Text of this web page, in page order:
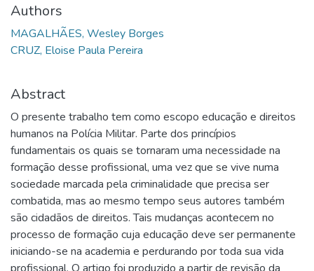
Authors
MAGALHÃES, Wesley Borges
CRUZ, Eloise Paula Pereira
Abstract
O presente trabalho tem como escopo educação e direitos
humanos na Polícia Militar. Parte dos princípios
fundamentais os quais se tornaram uma necessidade na
formação desse profissional, uma vez que se vive numa
sociedade marcada pela criminalidade que precisa ser
combatida, mas ao mesmo tempo seus autores também
são cidadãos de direitos. Tais mudanças acontecem no
processo de formação cuja educação deve ser permanente
iniciando-se na academia e perdurando por toda sua vida